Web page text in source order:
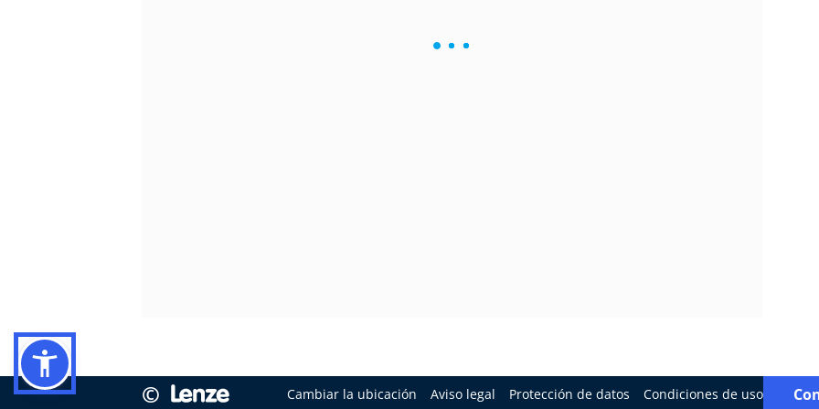
© Cambiar la ubicación Aviso legal Protección de datos Condiciones de uso